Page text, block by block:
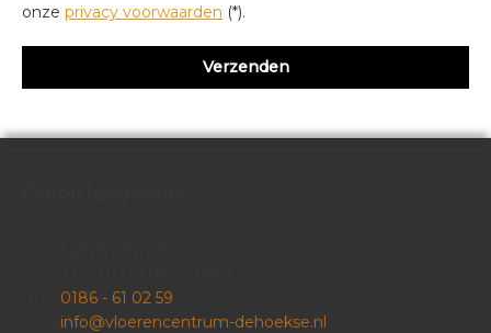
onze privacy voorwaarden (*).
0186 - 61 02 59
info@vloerencentrum-dehoekse.nl